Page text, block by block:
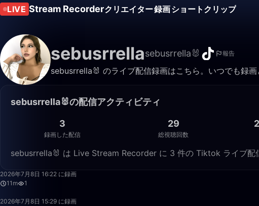
LIVE Stream Recorderクリエイター録画ショートクリップ
sebusrrellasebusrrella🐰 報告
sebusrrella🐰 のライブ配信録画はこちら。いつでも録画
sebusrrella🐰の配信アクティビティ
3
録画した配信
29
総視聴回数
sebusrrella🐰 は Live Stream Recorder に 3 件の Tiktok ライブ配
2026年7月8日 16:22 に録画
11m
1
2026年7月8日 15:29 に録画